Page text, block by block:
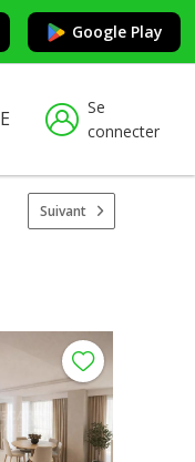
Google Play
Se
connecter
Suivant